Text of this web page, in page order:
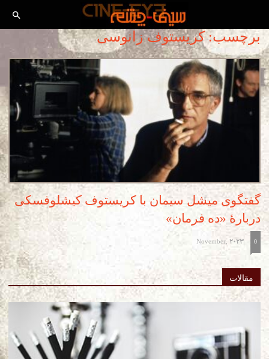
برچسب: کریستوف زانوسی
گفتگو‌ی میشل سیمان با کریستوف کیشلوفسکی
دربارۀ «ده فرمان»
-
November, 2023 0
مقالات